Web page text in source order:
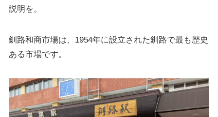
説明を。
釧路和商市場は、1954年に設立された釧路で最も歴史
ある市場です。